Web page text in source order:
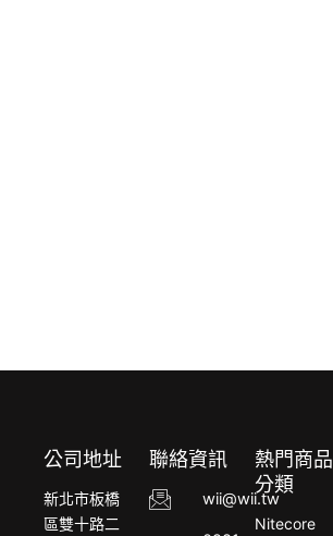
公司地址
新北市板橋
區雙十路二
聯絡資訊
wii@wii.tw
熱門商品
分類
Nitecore